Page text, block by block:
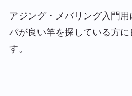
アジング・メバリング入門
パが良い竿を探している方
す。